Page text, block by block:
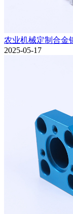
农业机械定制合金
2025-05-17